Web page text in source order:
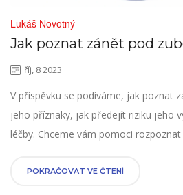
Lukáš Novotný
Jak poznat zánět pod
říj, 8 2023
V příspěvku se podíváme, jak poznat
jeho příznaky, jak předejít riziku jeho
léčby. Chceme vám pomoci
zabránit vážným komplikacím. Tak
POKRAČOVAT VE ČTENÍ